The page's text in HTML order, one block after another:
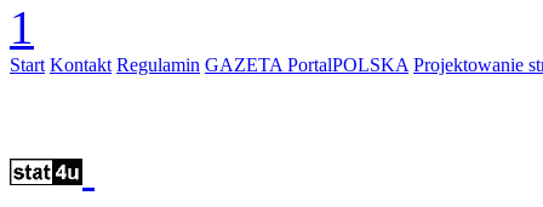
1
Start Kontakt Regulamin GAZETA PortalPOLSKA Projektowanie